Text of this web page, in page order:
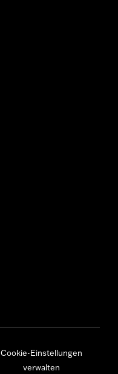
Cookie-Einstellungen
verwalten